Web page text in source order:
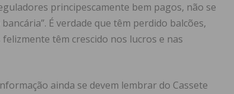
principescamente bem pagos, não se
É verdade que têm perdido balcões,
têm crescido nos lucros e nas
ainda se devem lembrar do Cassete